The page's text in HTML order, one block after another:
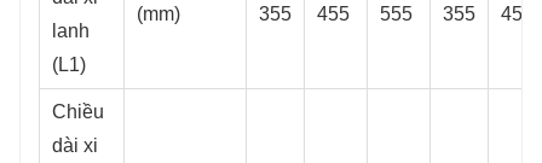
lanh
(L1)
(mm) 355 455 555 355 455
Chiều
dài xi